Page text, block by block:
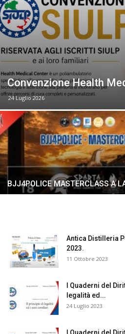
Convenzione Health
24 Luglio 2026
BJJ4POLICE MASTERCLASS A
Antica Distilleria
2023.
11 Ottobre 2023
I Quaderni del
legalità ed...
24 Luglio 2023